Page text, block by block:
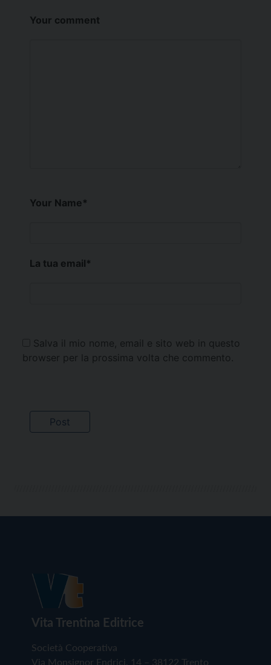
Your comment
Your Name*
La tua email*
Salva il mio nome, email e sito web in questo
browser per la prossima volta che commento.
Vita Trentina Editrice
Società Cooperativa
Via Monsignor Endrici, 14 – 38122 Trento